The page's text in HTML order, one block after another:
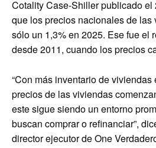
Cotality Case-Shiller publicado el
que los precios nacionales de las
sólo un 1,3% en 2025. Ese fue el
desde 2011, cuando los precios
“Con más inventario de
precios de las viviendas
este sigue siendo un entorno
buscan comprar o refinanciar”,
director ejecutor de One